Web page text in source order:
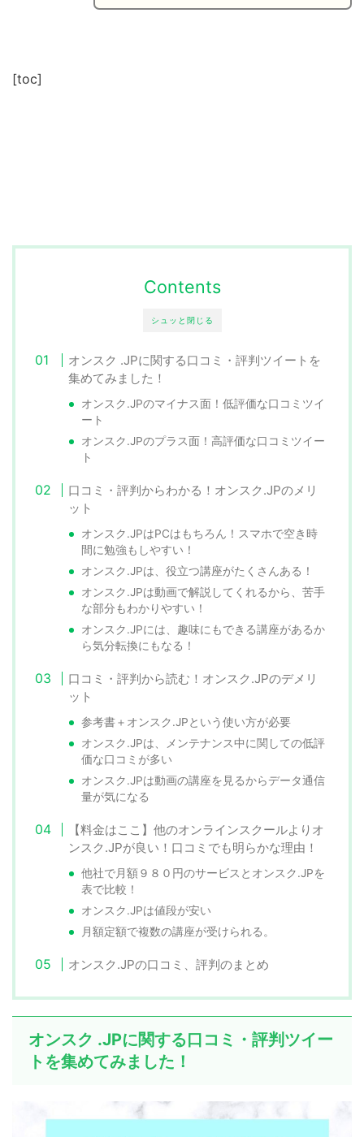
[toc]
シュッと閉じる
Contents
オンスク .JPに関する口コミ・評判ツイートを
集めてみました！
オンスク.JPのマイナス面！低評価な口コミツイ
ート
オンスク.JPのプラス面！高評価な口コミツイー
ト
口コミ・評判からわかる！オンスク.JPのメリ
ット
オンスク.JPはPCはもちろん！スマホで空き時
間に勉強もしやすい！
オンスク.JPは、役立つ講座がたくさんある！
オンスク.JPは動画で解説してくれるから、苦手
な部分もわかりやすい！
オンスク.JPには、趣味にもできる講座があるか
ら気分転換にもなる！
口コミ・評判から読む！オンスク.JPのデメリ
ット
参考書＋オンスク.JPという使い方が必要
オンスク.JPは、メンテナンス中に関しての低評
価な口コミが多い
オンスク.JPは動画の講座を見るからデータ通信
量が気になる
【料金はここ】他のオンラインスクールよりオ
ンスク.JPが良い！口コミでも明らかな理由！
他社で月額９８０円のサービスとオンスク.JPを
表で比較！
オンスク.JPは値段が安い
月額定額で複数の講座が受けられる。
オンスク.JPの口コミ、評判のまとめ
オンスク .JPに関する口コミ・評判ツイー
トを集めてみました！